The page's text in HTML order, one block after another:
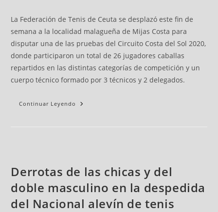
La Federación de Tenis de Ceuta se desplazó este fin de
semana a la localidad malagueña de Mijas Costa para
disputar una de las pruebas del Circuito Costa del Sol 2020,
donde participaron un total de 26 jugadores caballas
repartidos en las distintas categorías de competición y un
cuerpo técnico formado por 3 técnicos y 2 delegados.
Continuar Leyendo
Derrotas de las chicas y del
doble masculino en la despedida
del Nacional alevín de tenis